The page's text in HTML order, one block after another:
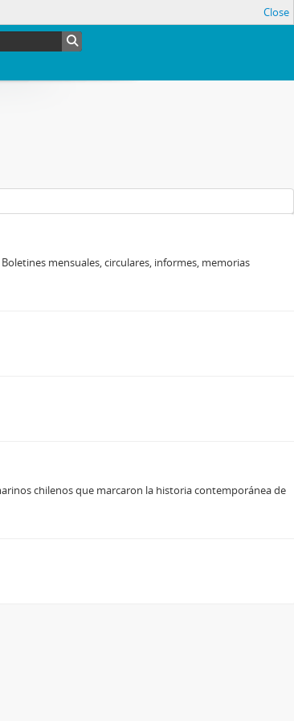
Close
mensuales, circulares, informes, memorias
chilenos que marcaron la historia contemporánea de